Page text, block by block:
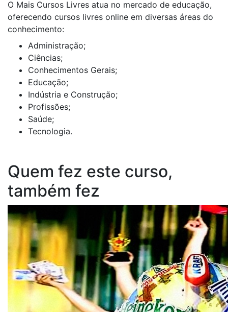
O Mais Cursos Livres atua no mercado de educação,
oferecendo cursos livres online em diversas áreas do
conhecimento:
Administração;
Ciências;
Conhecimentos Gerais;
Educação;
Indústria e Construção;
Profissões;
Saúde;
Tecnologia.
Quem fez este curso,
também fez